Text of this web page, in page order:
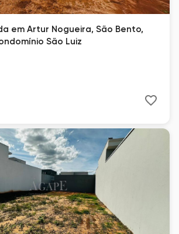
em Artur Nogueira, São Bento,
São Luiz